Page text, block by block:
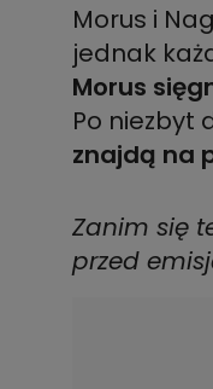
Morus i
jednak
Morus
Po niezbyt
znajdą na
Zanim się
przed